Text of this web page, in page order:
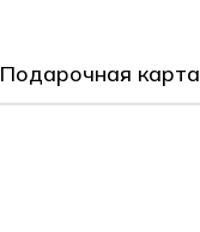
Подарочная карта